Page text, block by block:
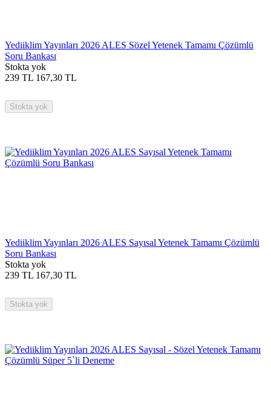
Yediiklim Yayınları 2026 ALES Sözel Yetenek Tamamı Çözümlü
Soru Bankası
Stokta yok
239 TL 167,30 TL
Stokta yok
Yediiklim Yayınları 2026 ALES Sayısal Yetenek Tamamı Çözümlü
Soru Bankası
Stokta yok
239 TL 167,30 TL
Stokta yok